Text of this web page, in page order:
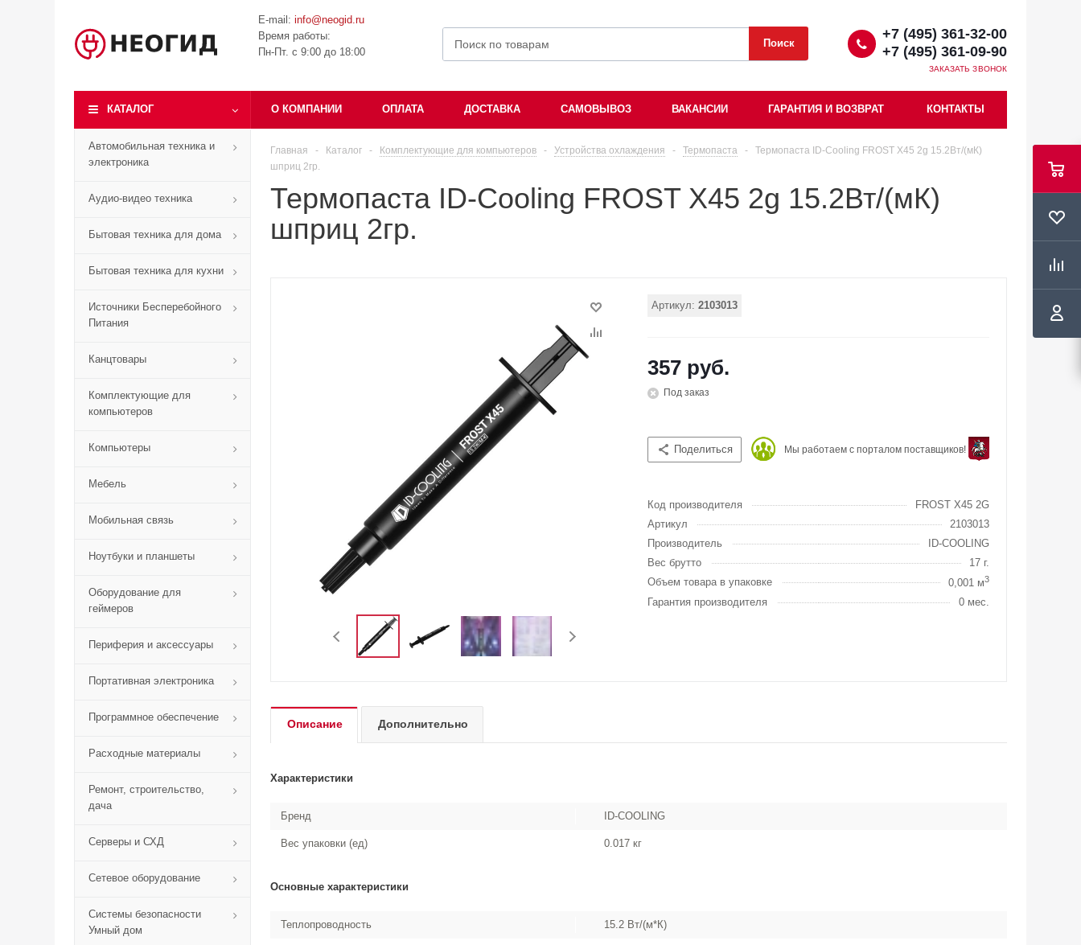
E-mail: info@neogid.ru
Время работы:
Пн-Пт. с 9:00 до 18:00
+7 (495) 361-32-00
+7 (495) 361-09-90
ЗАКАЗАТЬ ЗВОНОК
КАТАЛОГ О КОМПАНИИ ОПЛАТА ДОСТАВКА САМОВЫВОЗ ВАКАНСИИ ГАРАНТИЯ И ВОЗВРАТ КОНТАКТЫ
Автомобильная техника и
электроника
Аудио-видео техника
Бытовая техника для дома
Бытовая техника для кухни
Источники Бесперебойного
Питания
Канцтовары
Комплектующие для
компьютеров
Компьютеры
Мебель
Мобильная связь
Ноутбуки и планшеты
Оборудование для
геймеров
Периферия и аксессуары
Портативная электроника
Программное обеспечение
Расходные материалы
Ремонт, строительство,
дача
Серверы и СХД
Сетевое оборудование
Системы безопасности
Умный дом
Главная - Каталог - Комплектующие для компьютеров - Устройства охлаждения - Термопаста -
Термопаста ID-Cooling FROST X45 2g 15.2Вт/(мК)
шприц 2гр.
Термопаста ID-Cooling FROST X45 2g 15.2Вт/(мК)
шприц 2гр.
Артикул: 2103013
357 руб.
Под заказ
Поделиться Мы работаем с порталом поставщиков!
Код производителя
FROST X45 2G
Артикул
2103013
Производитель
ID-COOLING
Вес брутто
17 г.
Объем товара в упаковке
0,001 м3
Гарантия производителя 0 мес.
Описание Дополнительно
Характеристики
Бренд ID-COOLING
Вес упаковки (ед) 0.017 кг
Основные характеристики
Теплопроводность 15.2 Вт/(м*К)